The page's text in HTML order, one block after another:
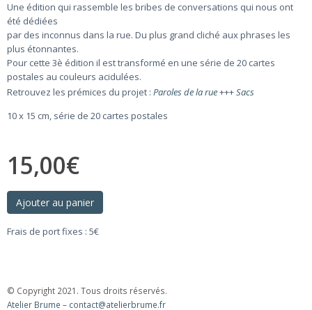
Une édition qui rassemble les bribes de conversations qui nous ont
été dédiées
par des inconnus dans la rue. Du plus grand cliché aux phrases les
plus étonnantes.
Pour cette 3è édition il est transformé en une série de 20 cartes
postales au couleurs acidulées.
Retrouvez les prémices du projet : Paroles de la rue+++Sacs
10 x 15 cm, série de 20 cartes postales
15,00€
Ajouter au panier
Frais de port fixes : 5€
© Copyright 2021. Tous droits réservés.
Atelier Brume – contact@atelierbrume.fr